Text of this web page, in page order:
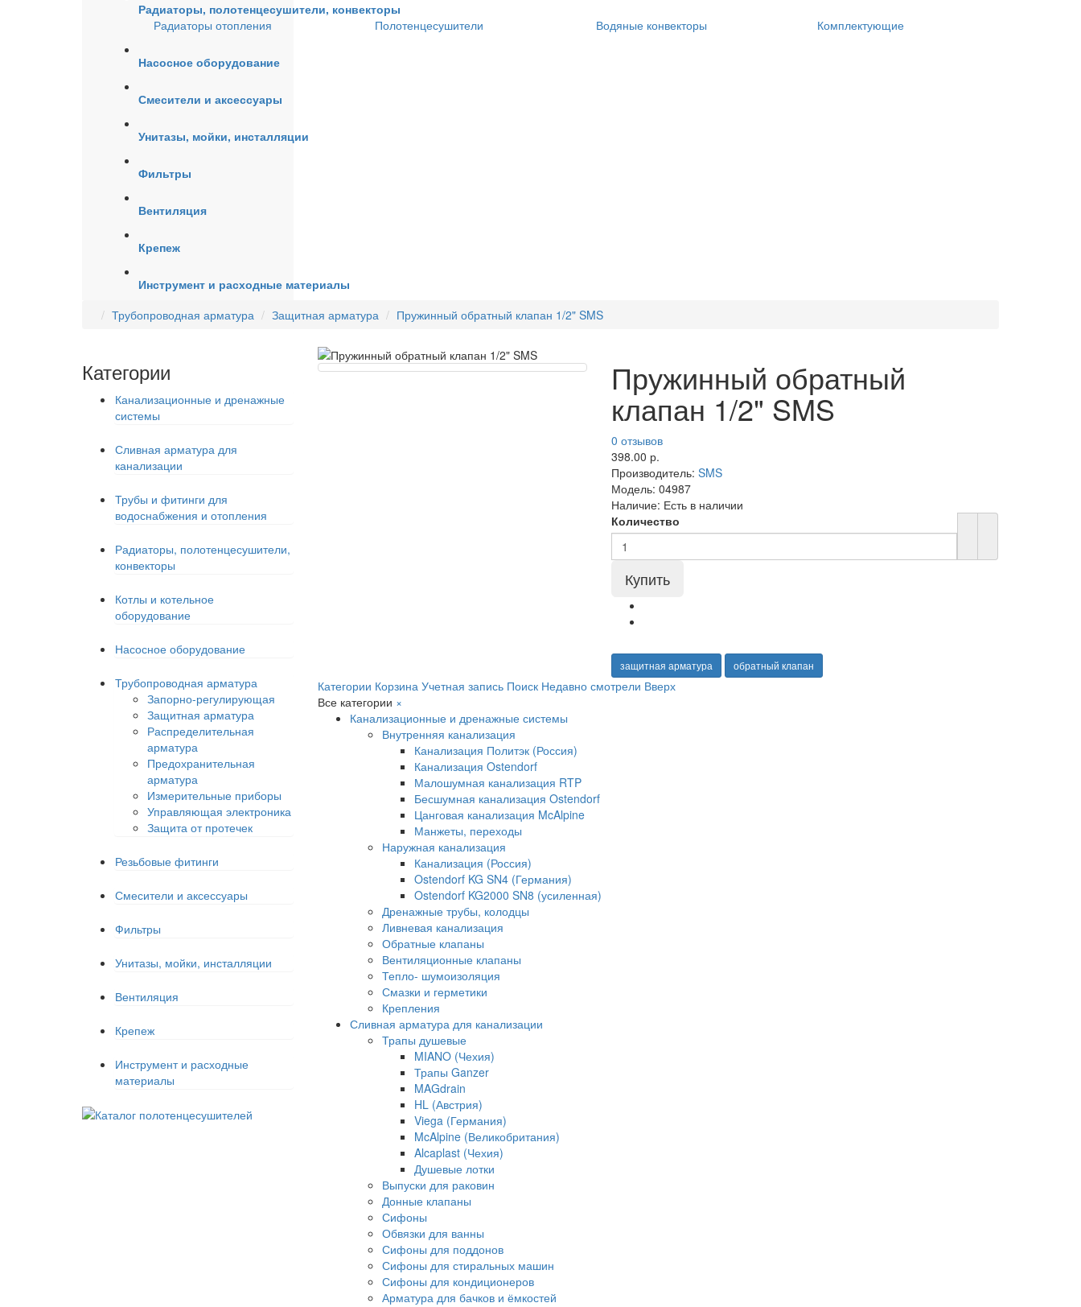
Радиаторы, полотенцесушители, конвекторы
Радиаторы отопления
Полотенцесушители Водяные конвекторы Комплектующие
Насосное оборудование
Смесители и аксессуары
Унитазы, мойки, инсталляции
Фильтры
Вентиляция
Крепеж
Инструмент и расходные материалы
Трубопроводная арматура Защитная арматура Пружинный обратный клапан 1/2" SMS
Категории
Канализационные и дренажные
системы
Сливная арматура для
канализации
Трубы и фитинги для
водоснабжения и отопления
Радиаторы, полотенцесушители,
конвекторы
Котлы и котельное
оборудование
Насосное оборудование
Трубопроводная арматура
Запорно-регулирующая
Защитная арматура
Распределительная
арматура
Предохранительная
арматура
Измерительные приборы
Управляющая электроника
Защита от протечек
Резьбовые фитинги
Смесители и аксессуары
Фильтры
Унитазы, мойки, инсталляции
Вентиляция
Крепеж
Инструмент и расходные
материалы
Пружинный обратный
клапан 1/2" SMS
0 отзывов
398.00 р.
Производитель:SMS
Модель:04987
Наличие: Есть в наличии
Количество
защитная арматура обратный клапан
Категории Корзина Учетная запись Поиск Недавно смотрели Вверх
Все категории ×
Канализационные и дренажные системы
Внутренняя канализация
Канализация Политэк (Россия)
Канализация Ostendorf
Малошумная канализация RTP
Бесшумная канализация Ostendorf
Цанговая канализация McAlpine
Манжеты, переходы
Наружная канализация
Канализация (Россия)
Ostendorf KG SN4 (Германия)
Ostendorf KG2000 SN8 (усиленная)
Дренажные трубы, колодцы
Ливневая канализация
Обратные клапаны
Вентиляционные клапаны
Тепло- шумоизоляция
Смазки и герметики
Крепления
Сливная арматура для канализации
Трапы душевые
MIANO (Чехия)
Трапы Ganzer
MAGdrain
HL (Австрия)
Viega (Германия)
McAlpine (Великобритания)
Alcaplast (Чехия)
Душевые лотки
Выпуски для раковин
Донные клапаны
Сифоны
Обвязки для ванны
Сифоны для поддонов
Сифоны для стиральных машин
Сифоны для кондиционеров
Арматура для бачков и ёмкостей